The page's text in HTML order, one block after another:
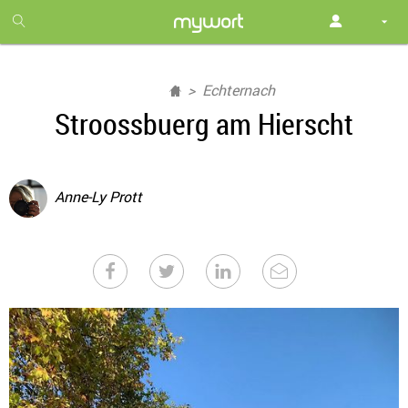
month
free
Echternach
Stroossbuerg am Hierscht
Anne-Ly Prott